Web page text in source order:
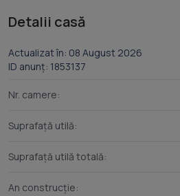
prezent, nu mai este racordat
care una - fosta sala de
principala si prevazuta cu soba
hol -scari din beton cu balustrada
cca 1000 mp cu deschidere de
lungime de peste 60 ml. Zona
liniste si verdeata, fiind
Detalii casă
Actualizat în: 08 August 2026
ID anunț: 1853137
Nr. camere:
Suprafață utilă:
Suprafață utilă totală:
An construcție: